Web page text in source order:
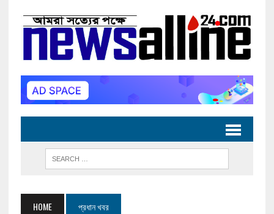
HOME প্রধান খবর